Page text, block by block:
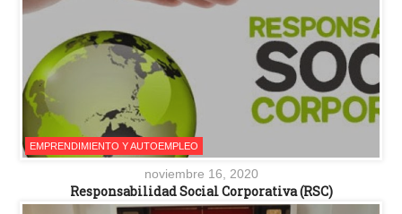
EMPRENDIMIENTO Y AUTOEMPLEO
noviembre 16, 2020
Responsabilidad Social Corporativa (RSC)